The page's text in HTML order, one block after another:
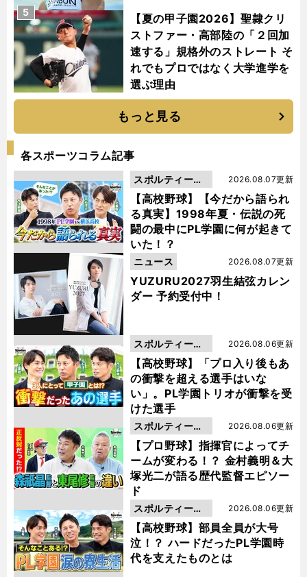
【夏の甲子園2026】聖隷クリ
ストファー・高部陸の「２回加
速する」規格外のストレート そ
れでもプロではなく大学進学を
選ぶ理由
5
もっと見る
各スポーツコラム記事
【高校野球】【今だから語られ
る真実】1998年夏・伝説の死
闘の最中にPL学園に何が起きて
いた！？
2026.08.07更新
スポルティーバ
動画
YUZURU2027羽生結弦カレン
ダー 予約受付中！
2026.08.07更新
ニュース
【高校野球】「プロ入り後もあ
の衝撃を超える選手はいな
い」。PL学園トリオが衝撃を受
けた選手
2026.08.06更新
スポルティーバ
動画
【プロ野球】指揮官によってチ
ームが変わる！？ 金村義明＆大
塚光二が語る歴代監督エピソー
ド
2026.08.06更新
スポルティーバ
動画
【高校野球】部員全員が大号
泣！？ ハードだったPL学園時
代を支えたものとは
2026.08.06更新
スポルティーバ
動画